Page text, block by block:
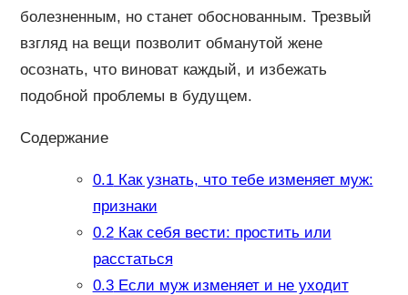
болезненным, но станет обоснованным. Трезвый
взгляд на вещи позволит обманутой жене
осознать, что виноват каждый, и избежать
подобной проблемы в будущем.
Содержание
0.1Как узнать, что тебе изменяет муж:
признаки
0.2Как себя вести: простить или
расстаться
0.3Если муж изменяет и не уходит